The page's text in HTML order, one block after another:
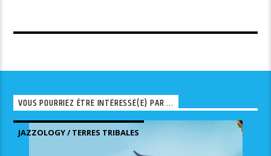
VOUS POURRIEZ ÊTRE INTÉRESSÉ(E) PAR ...
JAZZOLOGY / TERRES TRIBALES